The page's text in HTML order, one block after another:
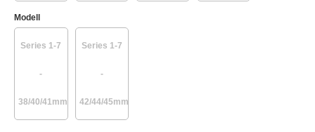
Modell
Series 1-7
-
38/40/41mm
Series 1-7
-
42/44/45mm